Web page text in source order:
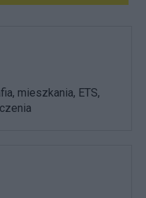
mieszkania, ETS,